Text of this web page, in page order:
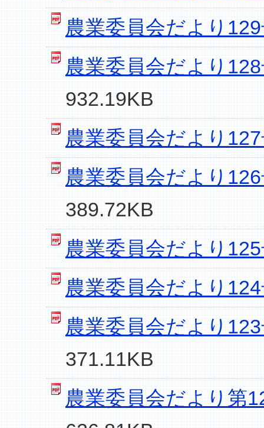
農業委員会だより
農業委員会だより
932.19KB
農業委員会だより
農業委員会だより
389.72KB
農業委員会だより
農業委員会だより
農業委員会だより
371.11KB
農業委員会だより第